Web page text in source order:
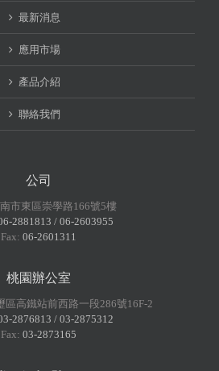
最新消息
應用市場
產品介紹
聯絡我們
公司
市東區崇學路166號5樓
2881813 / 06-2603955
Fax: 06-2601311
桃園辦公室
區高鐵站前西路一段286號16F-2
2876813 / 03-2875312
Fax: 03-2873165